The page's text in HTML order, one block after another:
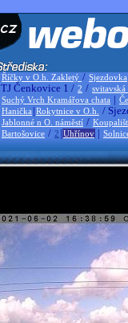
Říčky v O.h. Zakletý / Sjezdovka
TJ Čenkovice 1 / 2 / svitavská
Suchý Vrch Kramářova chata |
Hanička |Rokytnice v O.h. /
Jablonné n O. náměstí /
Bartošovice / 2 |Uhřínov |